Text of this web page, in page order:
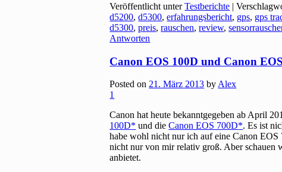
Veröffentlicht unter Testberichte |
d5200,d5300,erfahrungsbericht, gps, gps
d5300,preis,rauschen,review,
Antworten
Canon EOS 100D und Canon
Posted on21. März 2013 byAlex
1
Canon hat heute bekanntgegeben ab April
100D
und dieCanon EOS 700D . Es ist
habe wohl nicht nur ich auf eine Canon
nicht nur von mir relativ groß. Aber schauen
anbietet.